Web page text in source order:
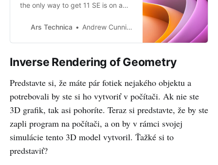
the only way to get 11 SE is on a
Ars Technica
Andrew Cunningham
Inverse Rendering of Geometry
Predstavte si, že máte pár fotiek nejakého objektu a
potrebovali by ste si ho vytvoriť v počítači. Ak nie ste
3D grafik, tak asi pohoríte. Teraz si predstavte, že by ste
zapli program na počítači, a on by v rámci svojej
simulácie tento 3D model vytvoril. Ťažké si to
predstaviť?